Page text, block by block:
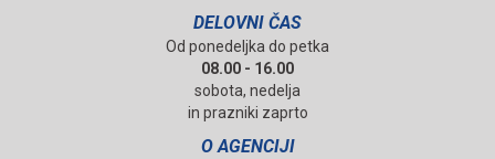
DELOVNI ČAS
Od ponedeljka do petka
08.00 - 16.00
sobota, nedelja
in prazniki zaprto
O AGENCIJI